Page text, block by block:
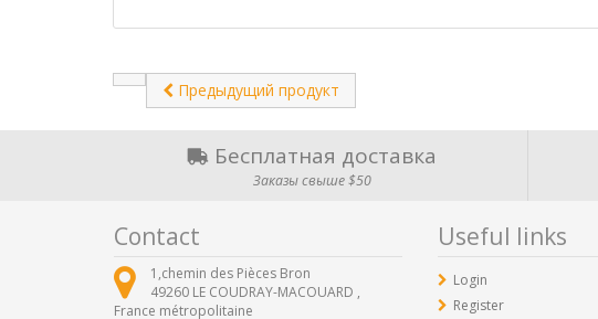
Предыдущий продукт
Бесплатная доставка
Заказы свыше $50
Contact
1,chemin des Pièces Bron
49260 LE COUDRAY-MACOUARD ,
France métropolitaine
Useful links
Login
Register